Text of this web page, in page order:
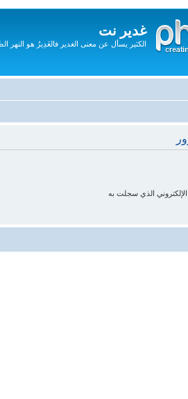
غدير نت
الكثير يسأل عن معنى الغدير فالغَدِيرُ هو النهر
الإلكتروني الذي سجلت به